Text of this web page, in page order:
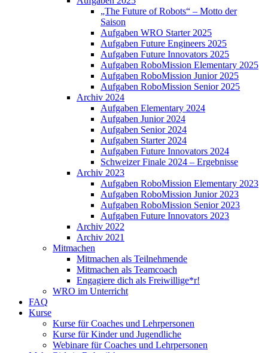
„The Future of Robots“ – Motto der
Saison
Aufgaben WRO Starter 2025
Aufgaben Future Engineers 2025
Aufgaben Future Innovators 2025
Aufgaben RoboMission Elementary 2025
Aufgaben RoboMission Junior 2025
Aufgaben RoboMission Senior 2025
Archiv 2024
Aufgaben Elementary 2024
Aufgaben Junior 2024
Aufgaben Senior 2024
Aufgaben Starter 2024
Aufgaben Future Innovators 2024
Schweizer Finale 2024 – Ergebnisse
Archiv 2023
Aufgaben RoboMission Elementary 2023
Aufgaben RoboMission Junior 2023
Aufgaben RoboMission Senior 2023
Aufgaben Future Innovators 2023
Archiv 2022
Archiv 2021
Mitmachen
Mitmachen als Teilnehmende
Mitmachen als Teamcoach
Engagiere dich als Freiwillige*r!
WRO im Unterricht
FAQ
Kurse
Kurse für Coaches und Lehrpersonen
Kurse für Kinder und Jugendliche
Webinare für Coaches und Lehrpersonen